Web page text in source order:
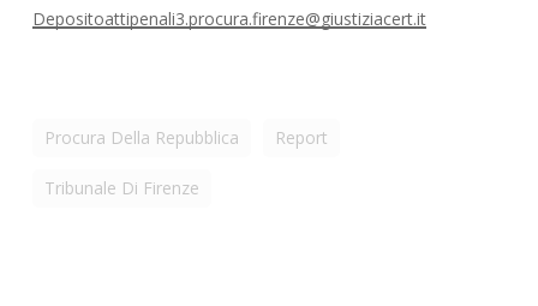
Depositoattipenali3.procura.firenze@giustiziacert.it
Procura Della Repubblica Report
Tribunale Di Firenze